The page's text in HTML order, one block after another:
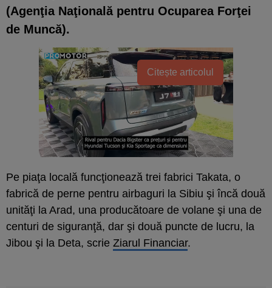
(Agenţia Naţională pentru Ocuparea Forţei
de Muncă).
Citește articolul
Pe piaţa locală funcţionează trei fa­brici Takata, o
fabrică de perne pentru airbaguri la Sibiu şi încă două
unităţi la Arad, una producătoare de volane şi una de
centuri de siguranţă, dar şi două puncte de lucru, la
Jibou şi la Deta, scrie Ziarul Financiar.